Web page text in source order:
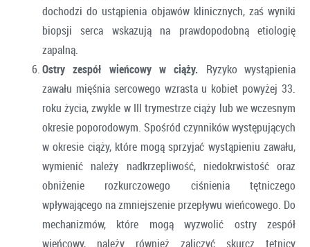
dochodzi do ustąpienia objawów klinicznych, zaś wyniki
biopsji serca wskazują na prawdopodobną etiologię
zapalną.
Ostry zespół wieńcowy w ciąży. Ryzyko wystąpienia
zawału mięśnia sercowego wzrasta u kobiet powyżej 33.
roku życia, zwykle w III trymestrze ciąży lub we wczesnym
okresie poporodowym. Spośród czynników występujących
w okresie ciąży, które mogą sprzyjać wystąpieniu zawału,
wymienić należy nadkrzepliwość, niedokrwistość oraz
obniżenie rozkurczowego ciśnienia tętniczego
wpływającego na zmniejszenie przepływu wieńcowego. Do
mechanizmów, które mogą wyzwolić ostry zespół
wieńcowy, należy również zaliczyć skurcz tętnicy